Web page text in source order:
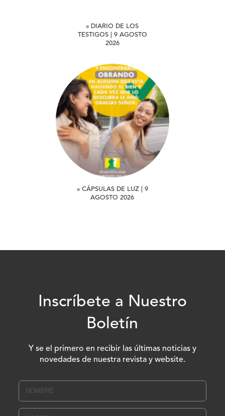
» DIARIO DE LOS
TESTIGOS | 9 AGOSTO
2026
» CÁPSULAS DE LUZ | 9
AGOSTO 2026
Inscríbete a Nuestro
Boletín
Y se el primero en recibir las últimas noticias y
novedades de nuestra revista y website.